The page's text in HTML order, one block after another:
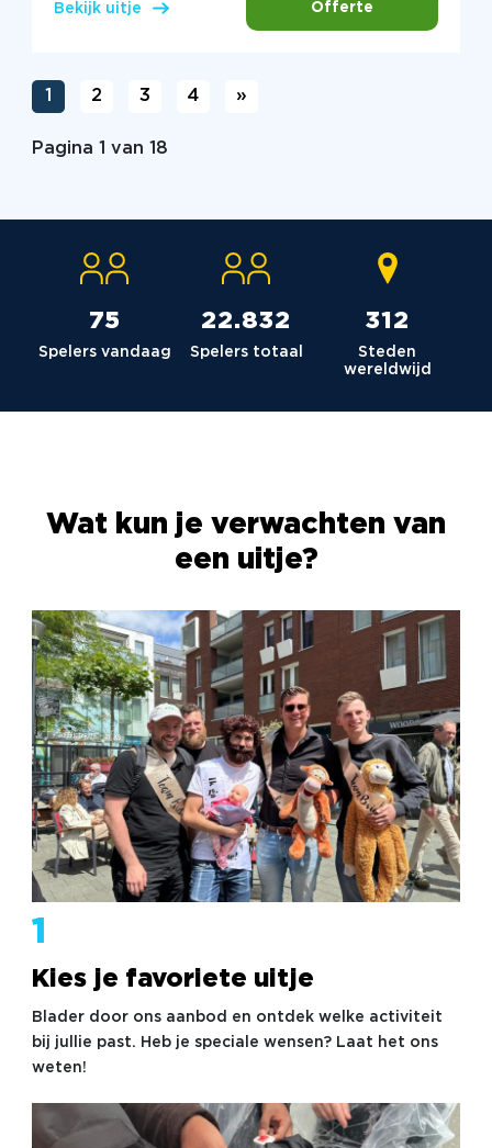
Bekijk uitje Offerte
1 2 3 4 »
Pagina 1 van 18
76
Spelers vandaag
23.036
Spelers totaal
315
Steden
wereldwijd
Wat kun je verwachten van
een uitje?
1
Kies je favoriete uitje
Blader door ons aanbod en ontdek welke activiteit
bij jullie past. Heb je speciale wensen? Laat het ons
weten!